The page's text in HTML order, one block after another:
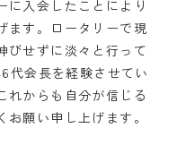
に入会したことにより
ます。ロータリーで現
びせずに淡々と行って
代会長を経験させてい
れからも自分が信じる
願い申し上げます。